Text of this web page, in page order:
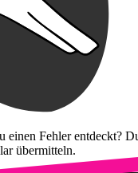
einen Fehler entdeckt?
übermitteln.